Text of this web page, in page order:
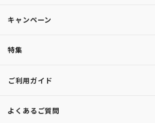
キャンペーン
特集
ご利用ガイド
よくあるご質問